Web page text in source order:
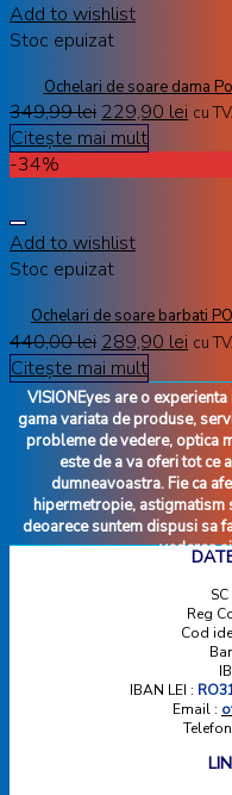
Add to wishlist
Stoc epuizat
Ochelari de soare dama
349,99lei229,90lei cu
Citește mai mult
-34%
Add to wishlist
Stoc epuizat
Ochelari de soare barbati
440,00lei 289,90 lei cu
Citește mai mult
VISIONEyes are o
gama variata de produse,
probleme de vedere, optica
este de a va oferi tot ce
dumneavoastra. Fie ca
hipermetropie,
deoarece suntem dispusi sa
vederea
Reg
Cod
IBAN LEI :
Email :